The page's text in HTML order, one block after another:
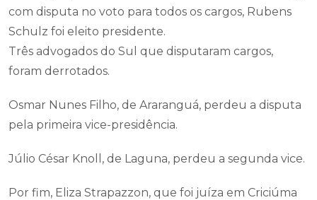
com disputa no voto para todos os cargos, Rubens
Schulz foi eleito presidente.
Três advogados do Sul que disputaram cargos,
foram derrotados.
Osmar Nunes Filho, de Araranguá, perdeu a disputa
pela primeira vice-presidência.
Júlio César Knoll, de Laguna, perdeu a segunda vice.
Por fim, Eliza Strapazzon, que foi juíza em Criciúma